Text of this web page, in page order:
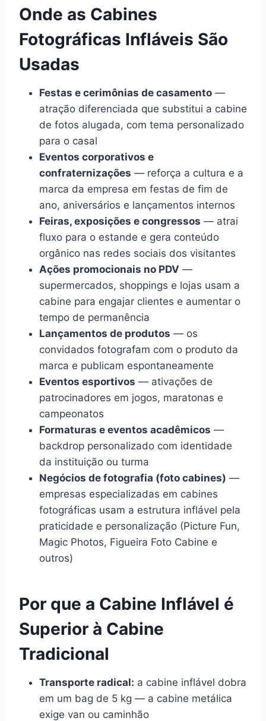
Onde as Cabines
Fotográficas Infláveis São
Usadas
Festas e cerimônias de casamento —
atração diferenciada que substitui a cabine
de fotos alugada, com tema personalizado
para o casal
Eventos corporativos e
confraternizações — reforça a cultura e a
marca da empresa em festas de fim de
ano, aniversários e lançamentos internos
Feiras, exposições e congressos — atrai
fluxo para o estande e gera conteúdo
orgânico nas redes sociais dos visitantes
Ações promocionais no PDV —
supermercados, shoppings e lojas usam a
cabine para engajar clientes e aumentar o
tempo de permanência
Lançamentos de produtos — os
convidados fotografam com o produto da
marca e publicam espontaneamente
Eventos esportivos — ativações de
patrocinadores em jogos, maratonas e
campeonatos
Formaturas e eventos acadêmicos —
backdrop personalizado com identidade
da instituição ou turma
Negócios de fotografia (foto cabines) —
empresas especializadas em cabines
fotográficas usam a estrutura inflável pela
praticidade e personalização (Picture Fun,
Magic Photos, Figueira Foto Cabine e
outros)
Por que a Cabine Inflável é
Superior à Cabine
Tradicional
Transporte radical: a cabine inflável dobra
em um bag de 5 kg — a cabine metálica
exige van ou caminhão